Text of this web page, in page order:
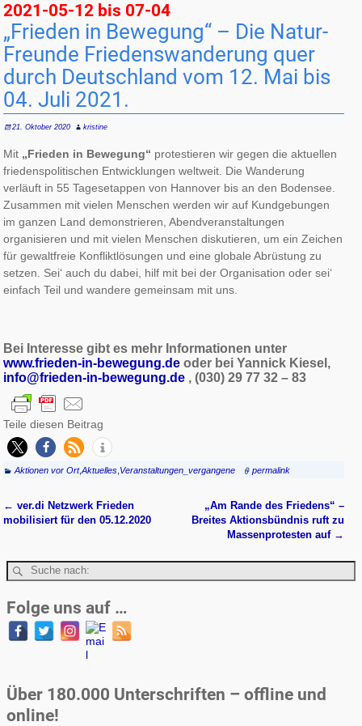
2021-05-12 bis 07-04
„Frieden in Bewegung“ – Die Natur­
Freunde Frie­dens­wan­de­rung quer
durch Deutsch­land vom 12. Mai bis
04. Juli 2021.
21. Oktober 2020 kristine
Mit „Frieden in Bewegung“ protestieren wir gegen die aktuellen
friedenspolitischen Entwicklungen weltweit. Die Wanderung
verläuft in 55 Tagesetappen von Hannover bis an den Bodensee.
Zusammen mit vielen Menschen werden wir auf Kundgebungen
im ganzen Land demonstrieren, Abendveranstaltungen
organisieren und mit vielen Menschen diskutieren, um ein Zeichen
für gewaltfreie Konfliktlösungen und eine globale Abrüstung zu
setzen. Sei‘ auch du dabei, hilf mit bei der Organisation oder sei‘
einfach Teil und wandere gemeinsam mit uns.
Bei Interesse gibt es mehr Informationen unter
www.frieden-in-bewegung.de oder bei Yannick Kiesel,
info@frieden-in-bewegung.de , (030) 29 77 32 – 83
Teile diesen Beitrag
Aktionen vor Ort,Aktuelles Veranstaltungen_vergangene permalink
Artikelnavigation
← ver.di Netzwerk Frieden
mobilisiert für den 05.12.2020
„Am Rande des Friedens“ –
Breites Aktionsbündnis ruft zu
Massenprotesten auf →
Folge uns auf …
Über 180.000 Unterschriften – offline und
online!